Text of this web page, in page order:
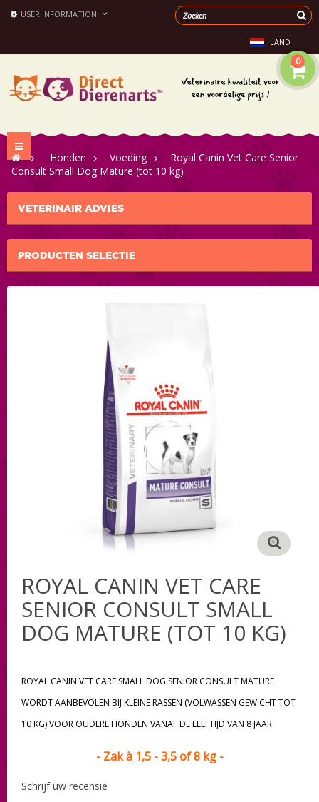
USER INFORMATION
LAND
0
Toggle
navigation
> Honden > Voeding >
Royal Canin Vet Care Senior
Consult Small Dog Mature (tot 10 kg)
VETERINAIR ADVIES
PRODUCTEN SELECTIE
ROYAL CANIN VET CARE
SENIOR CONSULT SMALL
DOG MATURE (TOT 10 KG)
ROYAL CANIN VET CARE SMALL DOG SENIOR CONSULT MATURE
WORDT AANBEVOLEN BIJ KLEINE RASSEN (VOLWASSEN GEWICHT TOT
10 KG) VOOR OUDERE HONDEN VANAF DE LEEFTIJD VAN 8 JAAR.
- Zak à 1,5 - 3,5 of 8 kg -
Schrijf uw recensie